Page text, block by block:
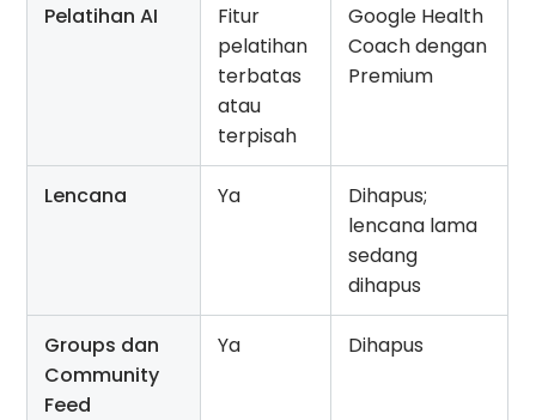
Pelatihan AI
Fitur
pelatihan
terbatas
atau
terpisah
Google Health
Coach dengan
Premium
Lencana Ya
Dihapus;
lencana lama
sedang
dihapus
Groups dan
Community
Feed
Ya Dihapus